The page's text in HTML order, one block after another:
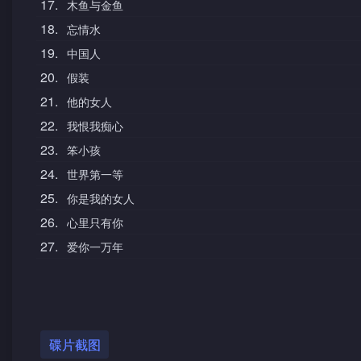
17. 木鱼与金鱼
18. 忘情水
19. 中国人
20. 假装
21. 他的女人
22. 我恨我痴心
23. 笨小孩
24. 世界第一等
25. 你是我的女人
26. 心里只有你
27. 爱你一万年
碟片截图